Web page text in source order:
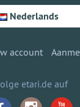
Nederlands
account
etari.de auf